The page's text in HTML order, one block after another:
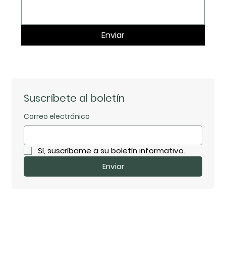
Enviar
Suscríbete al boletín
Correo electrónico
Sí, suscríbame a su boletín informativo.
Enviar